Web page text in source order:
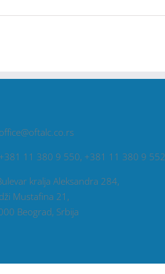
office@oftalc.co.rs
+381 11 380 9 550, +381 11 380 9 552
kralja Aleksandra 284,
Mustafina 21,
Beograd, Srbija